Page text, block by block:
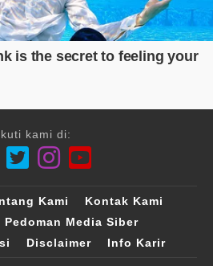
kami di:
Kami
Kontak Kami
Pedoman Media Siber
Disclaimer Info Karir